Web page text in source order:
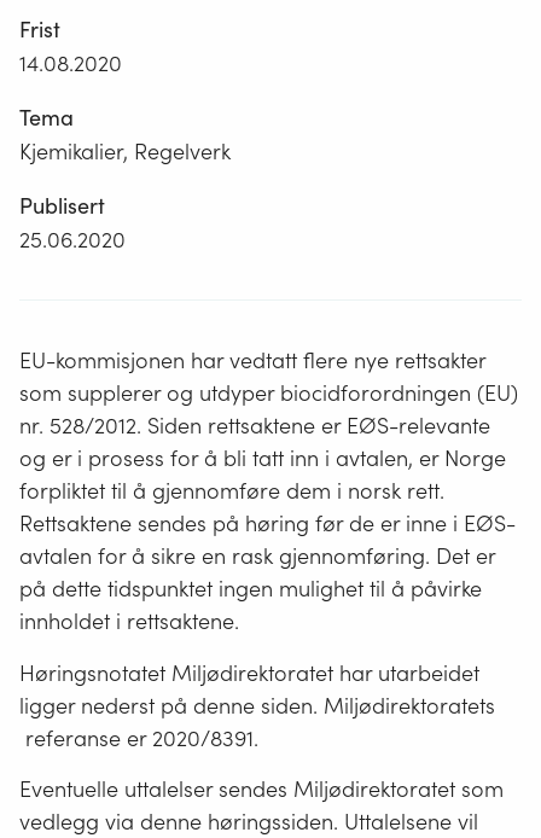
Frist
14.08.2020
Tema
Kjemikalier, Regelverk
Publisert
25.06.2020
EU-kommisjonen har vedtatt flere nye rettsakter
som supplerer og utdyper biocid­forordningen (EU)
nr. 528/2012. Siden rettsaktene er EØS-relevante
og er i prosess for å bli tatt inn i avtalen, er Norge
forpliktet til å gjennomføre dem i norsk rett.
Rettsaktene sendes på høring før de er inne i EØS-
avtalen for å sikre en rask gjennomføring. Det er
på dette tidspunktet ingen mulighet til å påvirke
innholdet i rettsaktene.
Høringsnotatet Miljødirektoratet har utarbeidet
ligger nederst på denne siden. Miljødirektoratets
referanse er 2020/8391.
Eventuelle uttalelser sendes Miljødirektoratet som
vedlegg via denne høringssiden. Uttalelsene vil